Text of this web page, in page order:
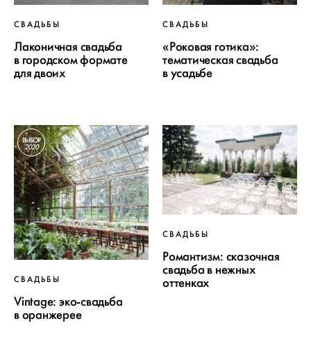
СВАДЬБЫ
Лаконичная свадьба
в городском формате
для двоих
СВАДЬБЫ
«Роковая готика»:
тематическая свадьба
в усадьбе
ВЫБОР
2020
СВАДЬБЫ
Vintage: эко-свадьба
в оранжерее
СВАДЬБЫ
Романтизм: сказочная
свадьба в нежных
оттенках